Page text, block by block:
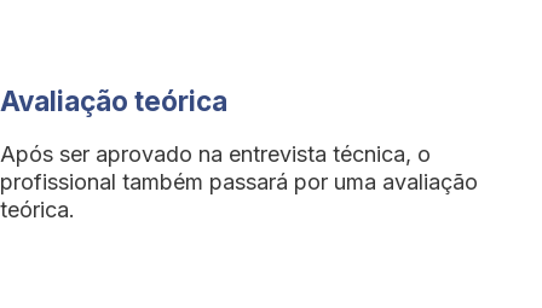
Avaliação teórica
Após ser aprovado na entrevista técnica, o
profissional também passará por uma avaliação
teórica.